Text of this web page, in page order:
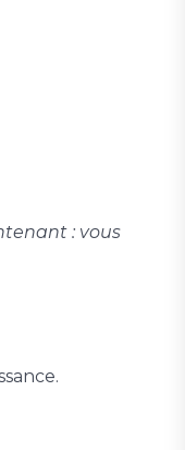
: vous